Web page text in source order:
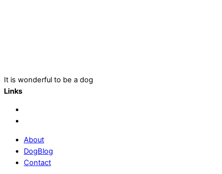
It is wonderful to be a dog
Links
About
DogBlog
Contact